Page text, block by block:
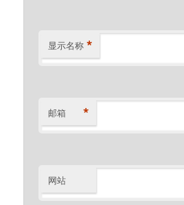
显示名称 *
邮箱 *
网站